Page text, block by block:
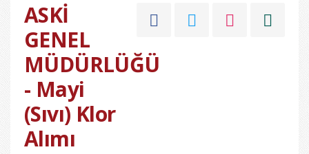
ASKİ
GENEL
MÜDÜRLÜĞÜ
- Mayi
(Sıvı) Klor
Alımı